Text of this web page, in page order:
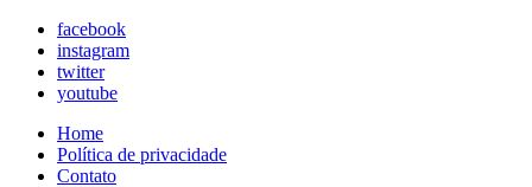
facebook
instagram
twitter
youtube
Home
Política de privacidade
Contato